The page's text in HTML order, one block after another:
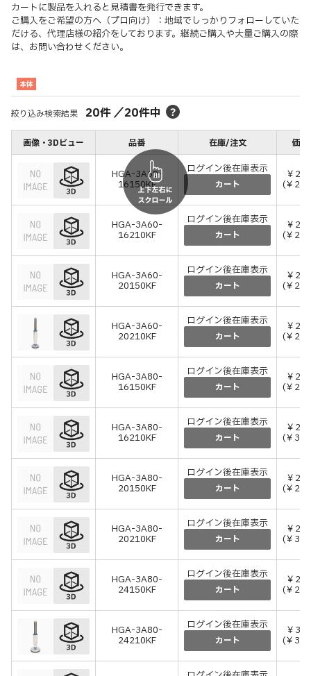
カートに製品を入れると見積書を発行できます。
ご購入をご希望の方へ（プロ向け）：地域でしっかりフォローしていた
だける、代理店様の紹介をしております。継続ご購入や大量ご購入の際
は、お問い合わせください。
本体
絞り込み検索結果 20件／20件中
画像・3Dビュー 品番 在庫/注文 価格
HGA-3A60-
16150KF
ログイン後在庫表示
カート
￥
(￥
HGA-3A60-
16210KF
ログイン後在庫表示
カート
￥
(￥
HGA-3A60-
20150KF
ログイン後在庫表示
カート
￥
(￥
HGA-3A60-
20210KF
ログイン後在庫表示
カート
￥
(￥
HGA-3A80-
16150KF
ログイン後在庫表示
カート
￥
(￥
HGA-3A80-
16210KF
ログイン後在庫表示
カート
￥
(￥
HGA-3A80-
20150KF
ログイン後在庫表示
カート
￥
(￥
HGA-3A80-
20210KF
ログイン後在庫表示
カート
￥
(￥
HGA-3A80-
24150KF
ログイン後在庫表示
カート
￥
(￥
HGA-3A80-
24210KF
ログイン後在庫表示
カート
￥
(￥